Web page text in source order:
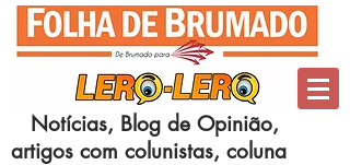
Notícias, Blog de Opinião,
artigos com colunistas, coluna